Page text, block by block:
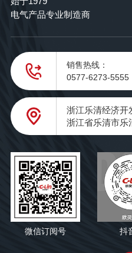
电气产品专业制造商
销售热线：
0577-6273-5555
浙江乐清经济开
浙江省乐清市乐
微信订阅号 抖